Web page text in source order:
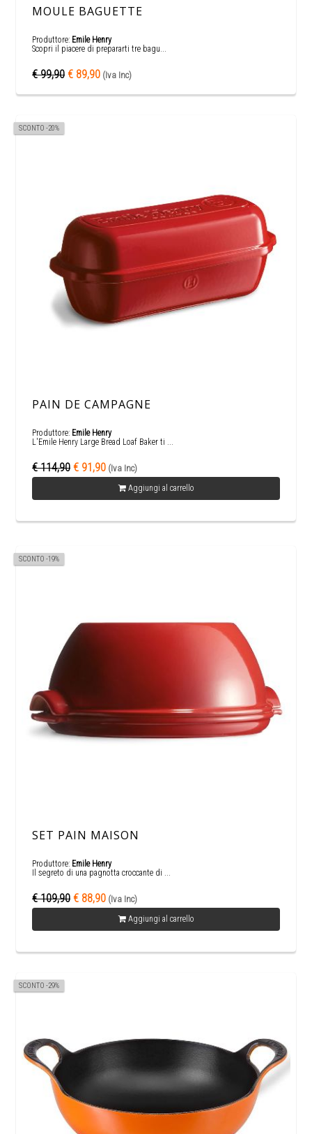
MOULE BAGUETTE
Produttore: Emile Henry
Scopri il piacere di prepararti tre bagu...
€ 99,90 € 89,90 (Iva Inc)
SCONTO -20%
PAIN DE CAMPAGNE
Produttore: Emile Henry
L'Emile Henry Large Bread Loaf Baker ti ...
€ 114,90 € 91,90 (Iva Inc)
Aggiungi al carrello
SCONTO -19%
SET PAIN MAISON
Produttore: Emile Henry
Il segreto di una pagnotta croccante di ...
€ 109,90 € 88,90 (Iva Inc)
Aggiungi al carrello
SCONTO -29%